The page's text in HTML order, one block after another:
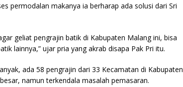
permodalan makanya ia berharap ada solusi dari Sri
geliat pengrajin batik di Kabupaten Malang ini, bisa
lainnya,” ujar pria yang akrab disapa Pak Pri itu.
ada 58 pengrajin dari 33 Kecamatan di Kabupaten
namun terkendala masalah pemasaran.